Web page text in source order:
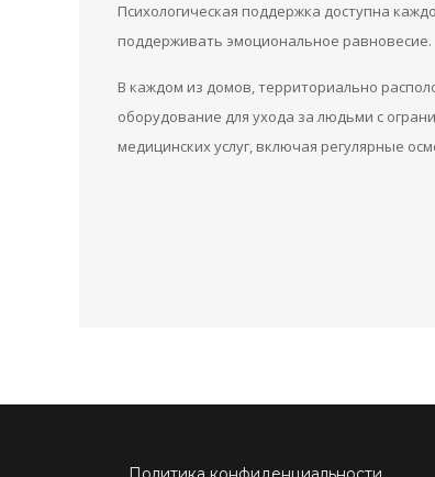
Психологическая поддержка доступна
поддерживать эмоциональное равновесие.
В каждом из домов, территориально
оборудование для ухода за людьми с
медицинских услуг, включая регулярные